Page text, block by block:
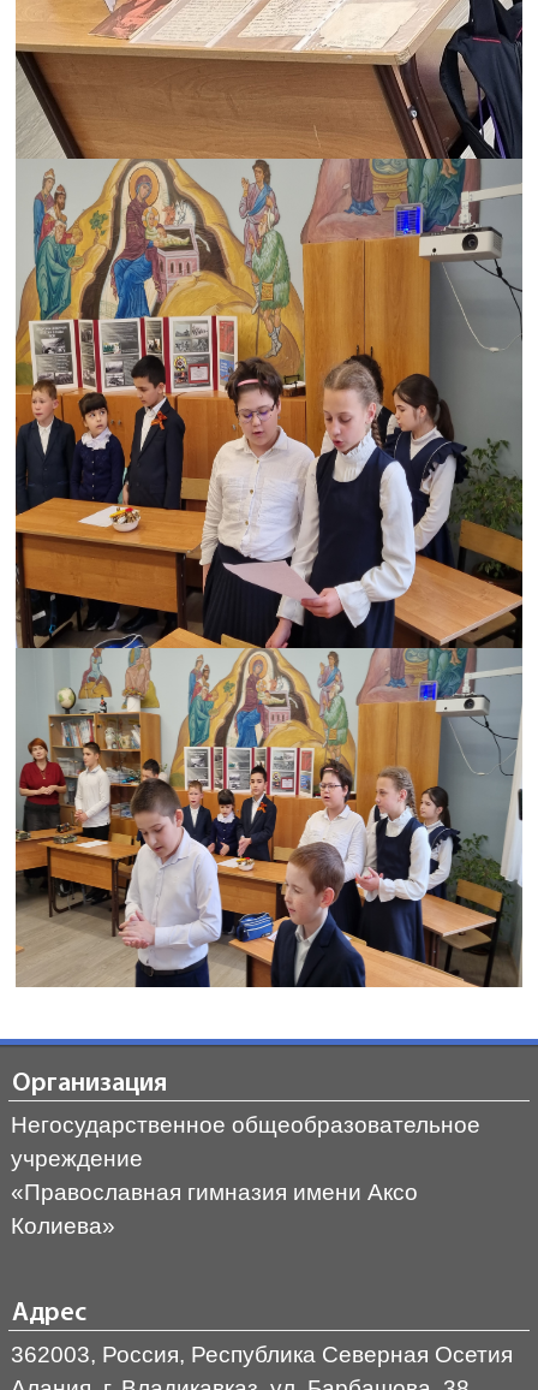
Организация
Негосударственное общеобразовательное
учреждение
«Православная гимназия имени Аксо
Колиева»
Адрес
362003, Россия, Республика Северная Осетия